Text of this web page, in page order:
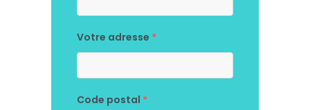
Votre adresse *
Code postal *